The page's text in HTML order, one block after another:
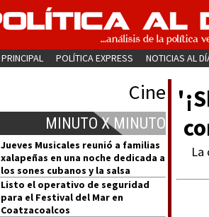
PRINCIPAL POLÍTICA EXPRESS NOTICIAS AL
Cine
MINUTO X MINUTO
Jueves Musicales reunió a familias
xalapeñas en una noche dedicada a
los sones cubanos y la salsa
Listo el operativo de seguridad
para el Festival del Mar en
Coatzacoalcos
La